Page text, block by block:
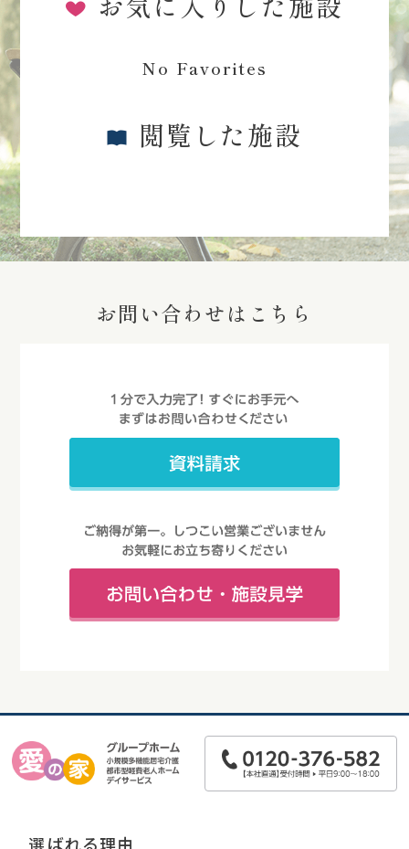
No Favorites
閲覧した施設
お問い合わせはこちら
選ばれる理由